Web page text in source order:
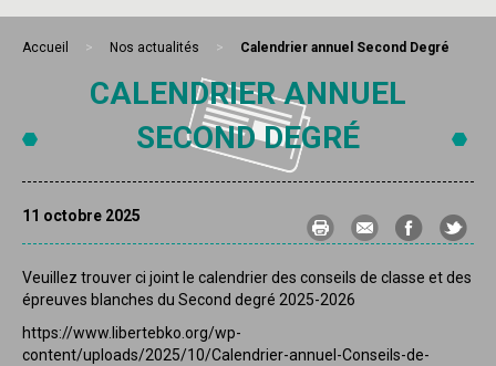
Accueil > Nos actualités > Calendrier annuel Second Degré
CALENDRIER ANNUEL
SECOND DEGRÉ
11 octobre 2025
Veuillez trouver ci joint le calendrier des conseils de classe et des
épreuves blanches du Second degré 2025-2026
https://www.libertebko.org/wp-
content/uploads/2025/10/Calendrier-annuel-Conseils-de-